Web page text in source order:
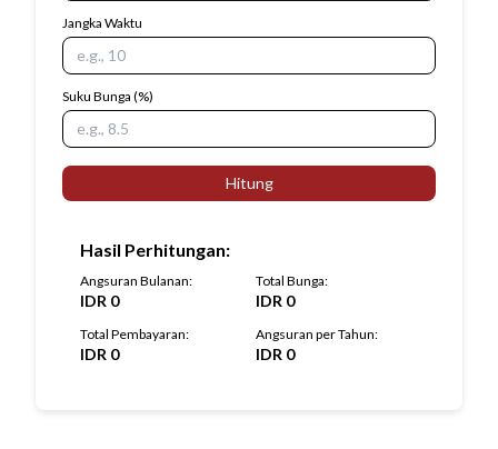
Jangka Waktu
Suku Bunga (%)
Hitung
Hasil Perhitungan:
Angsuran Bulanan:
IDR 0
Total Bunga:
IDR 0
Total Pembayaran:
IDR 0
Angsuran per Tahun:
IDR 0